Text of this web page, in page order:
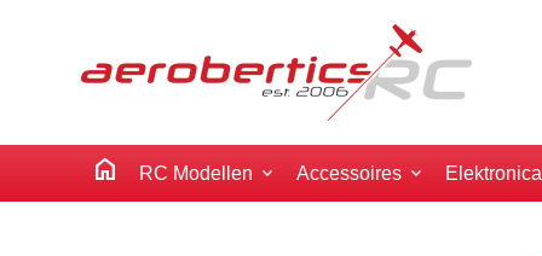
home RC Modellen Accessoires Elektronica